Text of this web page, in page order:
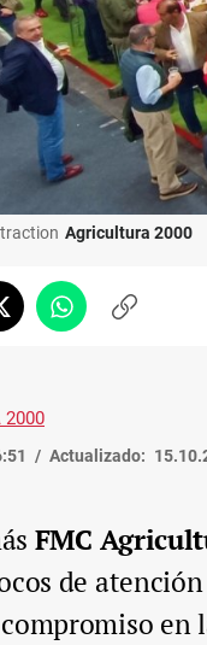
Agricultura 2000
WhatsappCopiar
2000
Actualizado:
FMC
de
en